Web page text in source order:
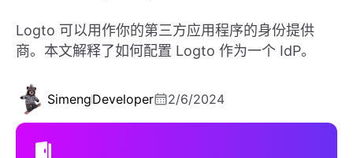
Logto 可以用作你的第三方应用程序的身份提供
商。本文解释了如何配置 Logto 作为一个 IdP。
SimengDeveloper 2/6/2024